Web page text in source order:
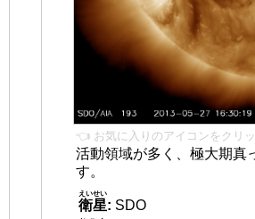
👈 お気に入りのアイコンをクリッ
活動領域が多く、極大期真
す。
衛星
えいせい
: SDO